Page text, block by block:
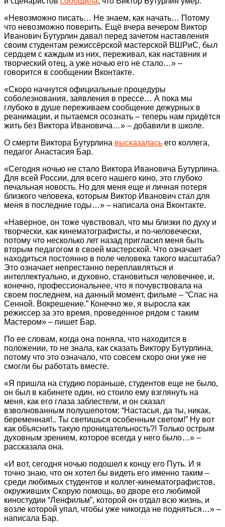
«Невозможно писать… Не знаем, как начать… Потому
что невозможно поверить. Ещё вчера вечером Виктор
Иванович Бутурлин давал перед зачетом наставления
своим студентам режиссёрской мастерской ВШРиС, был
сердцем с каждым из них, переживал, как наставник и
творческий отец, а уже ночью его не стало…» –
говорится в сообщении Вконтакте.
«Скоро начнутся официальные процедуры
соболезнования, заявления в прессе… А пока мы
глубоко в душе переживаем сообщение дежурных в
реанимации, и пытаемся осознать – теперь нам придётся
жить без Виктора Ивановича…» – добавили в школе.
О смерти Виктора Бутурлина высказалась его коллега,
педагог Анастасия Бар.
«Сегодня ночью не стало Виктора Ивановича Бутурлина.
Для всей России, для всего нашего кино, это глубоко
печальная новость. Но для меня еще и личная потеря
близкого человека, которым Виктор Иванович стал для
меня в последние годы…» – написала она Вконтакте.
«Наверное, он тоже чувствовал, что мы близки по духу и
творчески, как кинематографисты, и по-человечески,
потому что несколько лет назад пригласил меня быть
вторым педагогом в своей мастерской. Что означает
находиться постоянно в поле человека такого масштаба?
Это означает непрестанно переплавляться и
интеллектуально, и духовно, становиться человечнее, и,
конечно, профессиональнее, что я почувствовала на
своем последнем, на данный момент, фильме – “Спас на
Сенной. Вокрешение.” Конечно же, я выросла как
режиссер за это время, проведенное рядом с таким
Мастером» – пишет Бар.
По ее словам, когда она поняла, что находится в
положении, то не знала, как сказать Виктору Бутурлина,
потому что это означало, что совсем скоро они уже не
смогли бы работать вместе.
«Я пришла на студию пораньше, студентов еще не было,
он был в кабинете один, но стоило ему взглянуть на
меня, как его глаза заблестели, и он сказал
взволнованным полушепотом: “Настасья, да ты, никак,
беременная!.. Ты светишься особенным светом!” Ну вот
как объяснить такую проницательность?! Только острым
духовным зрением, которое всегда у него было…» –
рассказала она.
«И вот, сегодня ночью подошел к концу его Путь. И я
точно знаю, что он хотел бы видеть его именно таким –
среди любимых студентов и коллег-кинематографистов,
окруживших Скорую помощь, во дворе его любимой
киностудии “Ленфильм”, которой он отдал всю жизнь, и
возле которой упал, чтобы уже никогда не подняться…» –
написала Бар.